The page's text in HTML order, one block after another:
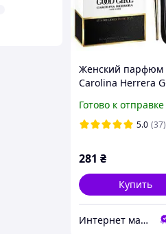
Женский парфюм
Carolina Herrera
Гуд Герл) 80 мл
Готово к отправке
5.0 (37)
281 ₴
Купить
Интернет магазин "Aroma Glamour"